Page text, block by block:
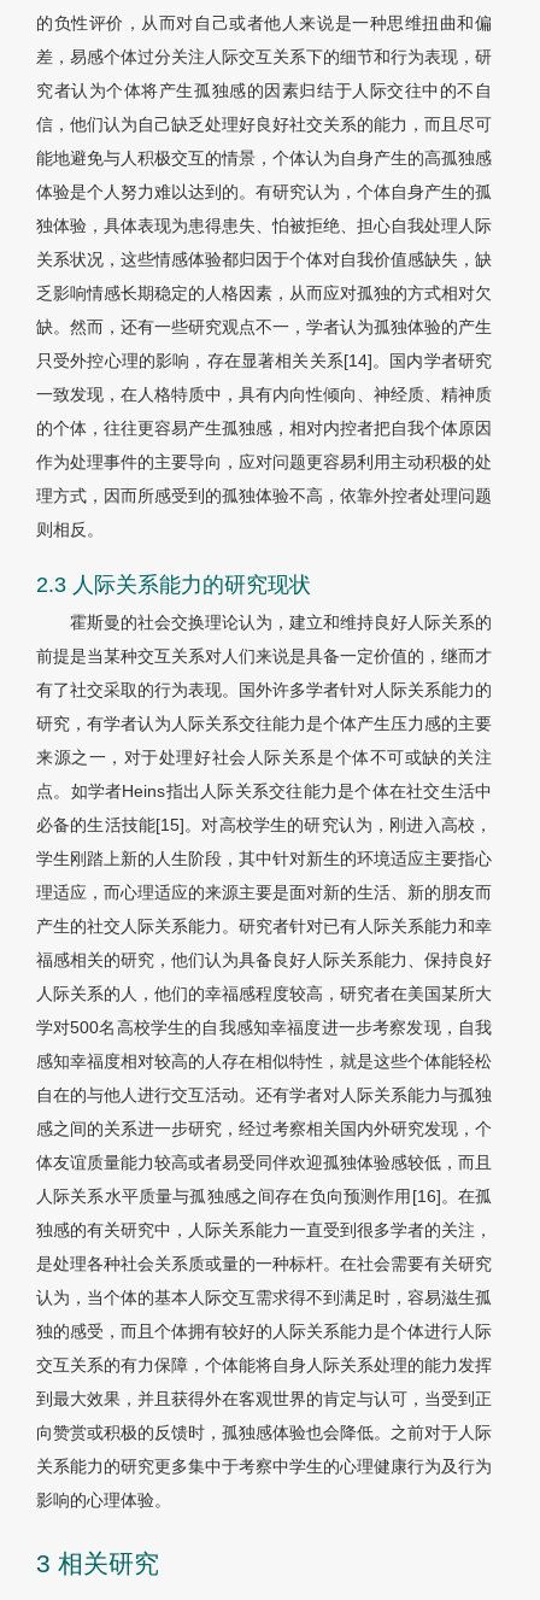
的负性评价，从而对自己或者他人来说是一种思维扭曲和偏
差，易感个体过分关注人际交互关系下的细节和行为表现，研
究者认为个体将产生孤独感的因素归结于人际交往中的不自
信，他们认为自己缺乏处理好良好社交关系的能力，而且尽可
能地避免与人积极交互的情景，个体认为自身产生的高孤独感
体验是个人努力难以达到的。有研究认为，个体自身产生的孤
独体验，具体表现为患得患失、怕被拒绝、担心自我处理人际
关系状况，这些情感体验都归因于个体对自我价值感缺失，缺
乏影响情感长期稳定的人格因素，从而应对孤独的方式相对欠
缺。然而，还有一些研究观点不一，学者认为孤独体验的产生
只受外控心理的影响，存在显著相关关系[14]。国内学者研究
一致发现，在人格特质中，具有内向性倾向、神经质、精神质
的个体，往往更容易产生孤独感，相对内控者把自我个体原因
作为处理事件的主要导向，应对问题更容易利用主动积极的处
理方式，因而所感受到的孤独体验不高，依靠外控者处理问题
则相反。
2.3 人际关系能力的研究现状
霍斯曼的社会交换理论认为，建立和维持良好人际关系的
前提是当某种交互关系对人们来说是具备一定价值的，继而才
有了社交采取的行为表现。国外许多学者针对人际关系能力的
研究，有学者认为人际关系交往能力是个体产生压力感的主要
来源之一，对于处理好社会人际关系是个体不可或缺的关注
点。如学者Heins指出人际关系交往能力是个体在社交生活中
必备的生活技能[15]。对高校学生的研究认为，刚进入高校，
学生刚踏上新的人生阶段，其中针对新生的环境适应主要指心
理适应，而心理适应的来源主要是面对新的生活、新的朋友而
产生的社交人际关系能力。研究者针对已有人际关系能力和幸
福感相关的研究，他们认为具备良好人际关系能力、保持良好
人际关系的人，他们的幸福感程度较高，研究者在美国某所大
学对500名高校学生的自我感知幸福度进一步考察发现，自我
感知幸福度相对较高的人存在相似特性，就是这些个体能轻松
自在的与他人进行交互活动。还有学者对人际关系能力与孤独
感之间的关系进一步研究，经过考察相关国内外研究发现，个
体友谊质量能力较高或者易受同伴欢迎孤独体验感较低，而且
人际关系水平质量与孤独感之间存在负向预测作用[16]。在孤
独感的有关研究中，人际关系能力一直受到很多学者的关注，
是处理各种社会关系质或量的一种标杆。在社会需要有关研究
认为，当个体的基本人际交互需求得不到满足时，容易滋生孤
独的感受，而且个体拥有较好的人际关系能力是个体进行人际
交互关系的有力保障，个体能将自身人际关系处理的能力发挥
到最大效果，并且获得外在客观世界的肯定与认可，当受到正
向赞赏或积极的反馈时，孤独感体验也会降低。之前对于人际
关系能力的研究更多集中于考察中学生的心理健康行为及行为
影响的心理体验。
3 相关研究